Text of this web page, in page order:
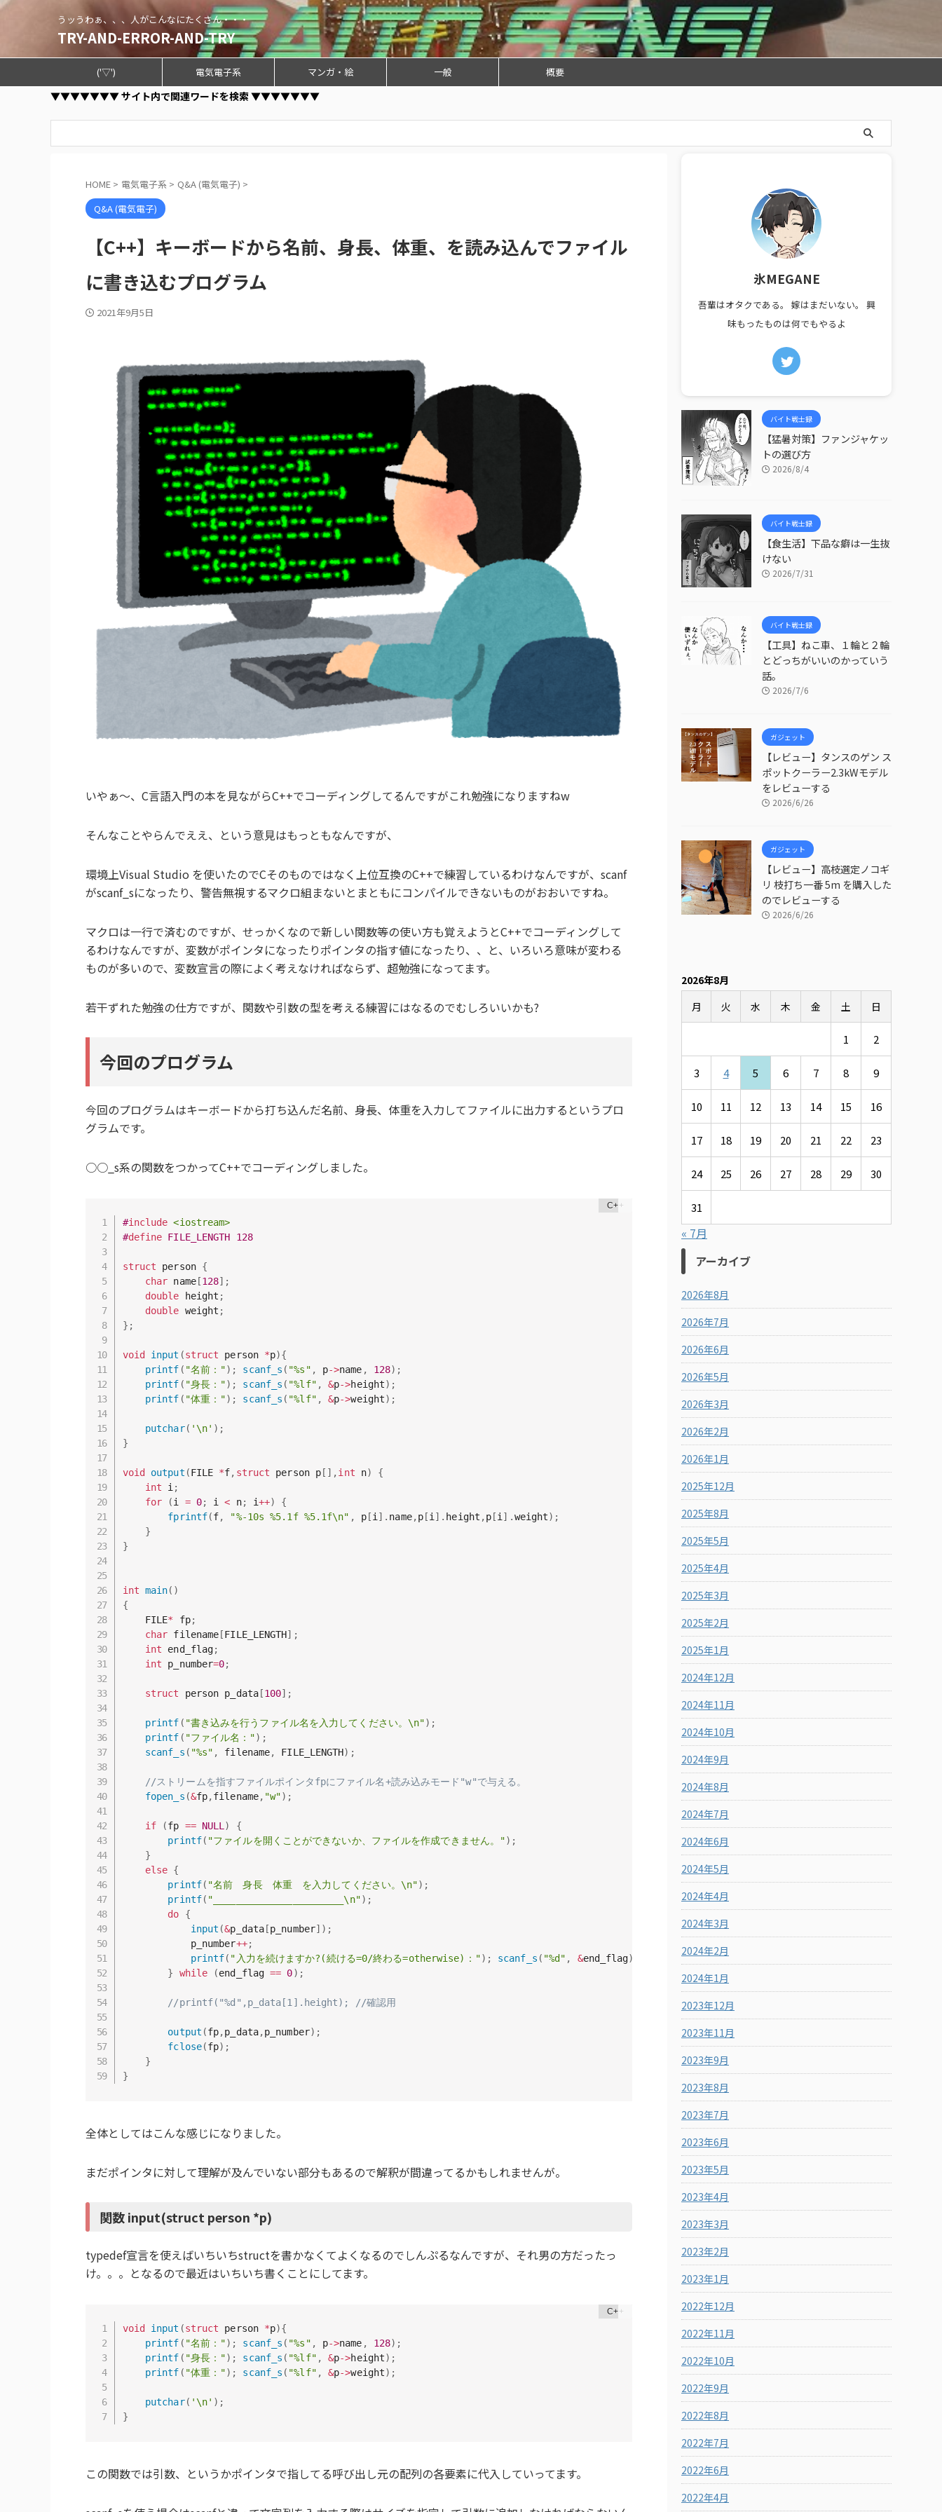
うッうわぁ、、、人がこんなにたくさん・・・
TRY-AND-ERROR-AND-TRY
('▽') 電気電子系 マンガ・絵 一般 概要
▼▼▼▼▼▼▼ サイト内で関連ワードを検索 ▼▼▼▼▼▼▼
HOME > 電気電子系 > Q&A (電気電子) >
Q&A (電気電子)
【C++】キーボードから名前、身長、体重、を読み込んでファイル
に書き込むプログラム
2021年9月5日
いやぁ～、C言語入門の本を見ながらC++でコーディングしてるんですがこれ勉強になりますねw
そんなことやらんでええ、という意見はもっともなんですが、
環境上Visual Studio を使いたのでCそのものではなく上位互換のC++で練習しているわけなんですが、scanf
がscanf_sになったり、警告無視するマクロ組まないとまともにコンパイルできないものがおおいですね。
マクロは一行で済むのですが、せっかくなので新しい関数等の使い方も覚えようとC++でコーディングして
るわけなんですが、変数がポインタになったりポインタの指す値になったり、、と、いろいろ意味が変わる
ものが多いので、変数宣言の際によく考えなければならず、超勉強になってます。
若干ずれた勉強の仕方ですが、関数や引数の型を考える練習にはなるのでむしろいいかも?
今回のプログラム
今回のプログラムはキーボードから打ち込んだ名前、身長、体重を入力してファイルに出力するというプロ
グラムです。
○○_s系の関数をつかってC++でコーディングしました。
#include <iostream>
#define FILE_LENGTH 128
struct person {
char name[128] ;
double height ;
double weight ;
} ;
void input (struct person *p){
printf ( "名前：") ; scanf_s ( "%s" , p->name , 128) ;
printf ( "身長：") ; scanf_s ( "%lf" , &p->height) ;
printf ( "体重：") ; scanf_s ( "%lf" , &p->weight) ;
putchar( '\n' ) ;
}
void output (FILE *f, struct person p [ ] ,int n)
{
int i;
for
(i = 0; i < n; i++)
{
fprintf(f, "%-10s %5.1f %5.1f\n" , p[i] . name,p[i] . height ,p [i] .weight) ;
}
}
int main( )
{
    FILE
* fp;
char filename [FILE_LENGTH] ;
int end_flag;
int p_number=0;
struct person p_data[100] ;
printf ( "書き込みを行うファイル名を入力してください。\n") ;
printf ( "ファイル名：") ;
scanf_s ( "%s" , filename, FILE_LENGTH) ;
//ストリームを指すファイルポインタfpにファイル名+読み込みモード"w"で与える。
fopen_s (&fp,filename, "w") ;
if (fp == NULL)
{
printf( "ファイルを開くことができないか、ファイルを作成できません。") ;
}
else {
printf( "名前　身長　体重　を入力してください。\n") ;
printf( "_______________________\n") ;
do
{
input (&p_data [p_number] ) ;
            p_number
++;
printf( "入力を続けますか?(続ける=0/終わる=otherwise)：") ; scanf_s ( "%d" , &end_flag)
}
while (end_flag == 0) ;
//printf("%d",p_data[1].height); //確認用
output (fp,p_data,p_number) ;
fclose(fp) ;
}
}
全体としてはこんな感じになりました。
まだポインタに対して理解が及んでいない部分もあるので解釈が間違ってるかもしれませんが。
関数 input(struct person *p)
typedef宣言を使えばいちいちstructを書かなくてよくなるのでしんぷるなんですが、それ男の方だったっ
け。。。となるので最近はいちいち書くことにしてます。
void input (struct person *p){
printf ( "名前：") ; scanf_s ( "%s" , p->name , 128) ;
printf ( "身長：") ; scanf_s ( "%lf" , &p->height) ;
printf ( "体重：") ; scanf_s ( "%lf" , &p->weight) ;
putchar( '\n' ) ;
}
この関数では引数、というかポインタで指してる呼び出し元の配列の各要素に代入していってます。
氷MEGANE
吾輩はオタクである。 嫁はまだいない。 興
味もったものは何でもやるよ
バイト戦士録
【猛暑対策】ファンジャケッ
トの選び方
2026/8/4
バイト戦士録
【食生活】下品な癖は一生抜
けない
2026/7/31
バイト戦士録
【工具】ねこ車、１輪と２輪
とどっちがいいのかっていう
話。
2026/7/6
ガジェット
【レビュー】タンスのゲン ス
ポットクーラー2.3kWモデル
をレビューする
2026/6/26
ガジェット
【レビュー】高枝選定ノコギ
リ 枝打ち一番 5m を購入した
のでレビューする
2026/6/26
2026年8月
月
火 水 木 金 土 日
1 2
3 4 5 6 7 8 9
10 11 12 13 14 15 16
17 18 19 20 21 22 23
24 25 26 27 28 29 30
31
« 7月
アーカイブ
2026年8月
2026年7月
2026年6月
2026年5月
2026年3月
2026年2月
2026年1月
2025年12月
2025年8月
2025年5月
2025年4月
2025年3月
2025年2月
2025年1月
2024年12月
2024年11月
2024年10月
2024年9月
2024年8月
2024年7月
2024年6月
2024年5月
2024年4月
2024年3月
2024年2月
2024年1月
2023年12月
2023年11月
2023年9月
2023年8月
2023年7月
2023年6月
2023年5月
2023年4月
2023年3月
2023年2月
2023年1月
2022年12月
2022年11月
2022年10月
2022年9月
2022年8月
2022年7月
2022年6月
2022年4月